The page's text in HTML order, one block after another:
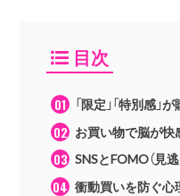
目次
「限定」「特別感
お買い物で脳が快
SNSとFOMO（見
衝動買いを防ぐ